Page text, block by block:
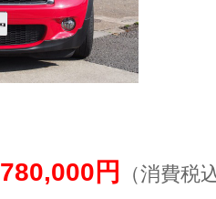
780,000円 （消費税